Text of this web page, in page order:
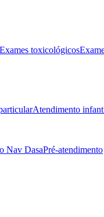
Exames toxicológicos
Atendimento
Nav DasaPré-atendimento